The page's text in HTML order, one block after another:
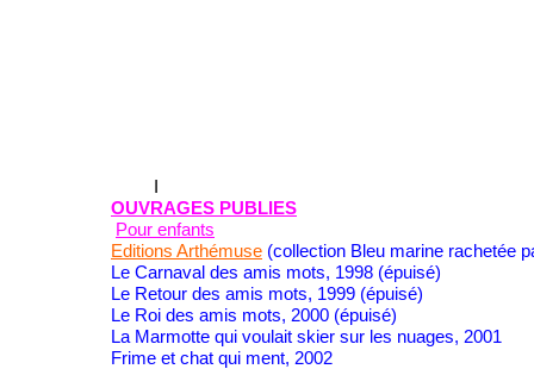
OUVRAGES PUBLIES
Pour enfants
Editions Arthémuse (collection Bleu marine rachetée
Le Carnaval des amis mots, 1998 (épuisé)
Le Retour des amis mots, 1999 (épuisé)
Le Roi des amis mots, 2000 (épuisé)
La Marmotte qui voulait skier sur les nuages, 2001
Frime et chat qui ment, 2002